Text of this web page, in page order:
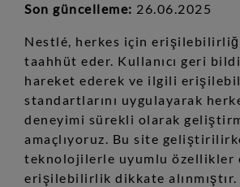
Son güncelleme: 26.06.2025
Nestlé, herkes için erişilebilirliği
taahhüt eder. Kullanıcı geri
hareket ederek ve ilgili
standartlarını uygulayarak
deneyimi sürekli olarak
amaçlıyoruz. Bu site
teknolojilerle uyumlu özellikler
erişilebilirlik dikkate alınmıştır.